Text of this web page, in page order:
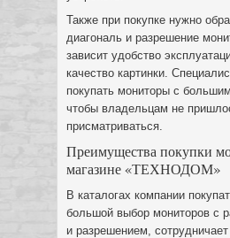
Также при покупке нужно
диагональ и разрешение
зависит удобство
качество картинки.
покупать мониторы с
чтобы владельцам не
присматриваться.
Преимущества покупки
магазине «ТЕХНОДОМ»
В каталогах компании
большой выбор мониторов с
и разрешением, сотрудничает